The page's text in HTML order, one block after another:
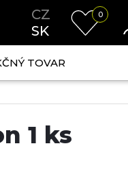
CZ
SK
0
TOVAR
1 ks